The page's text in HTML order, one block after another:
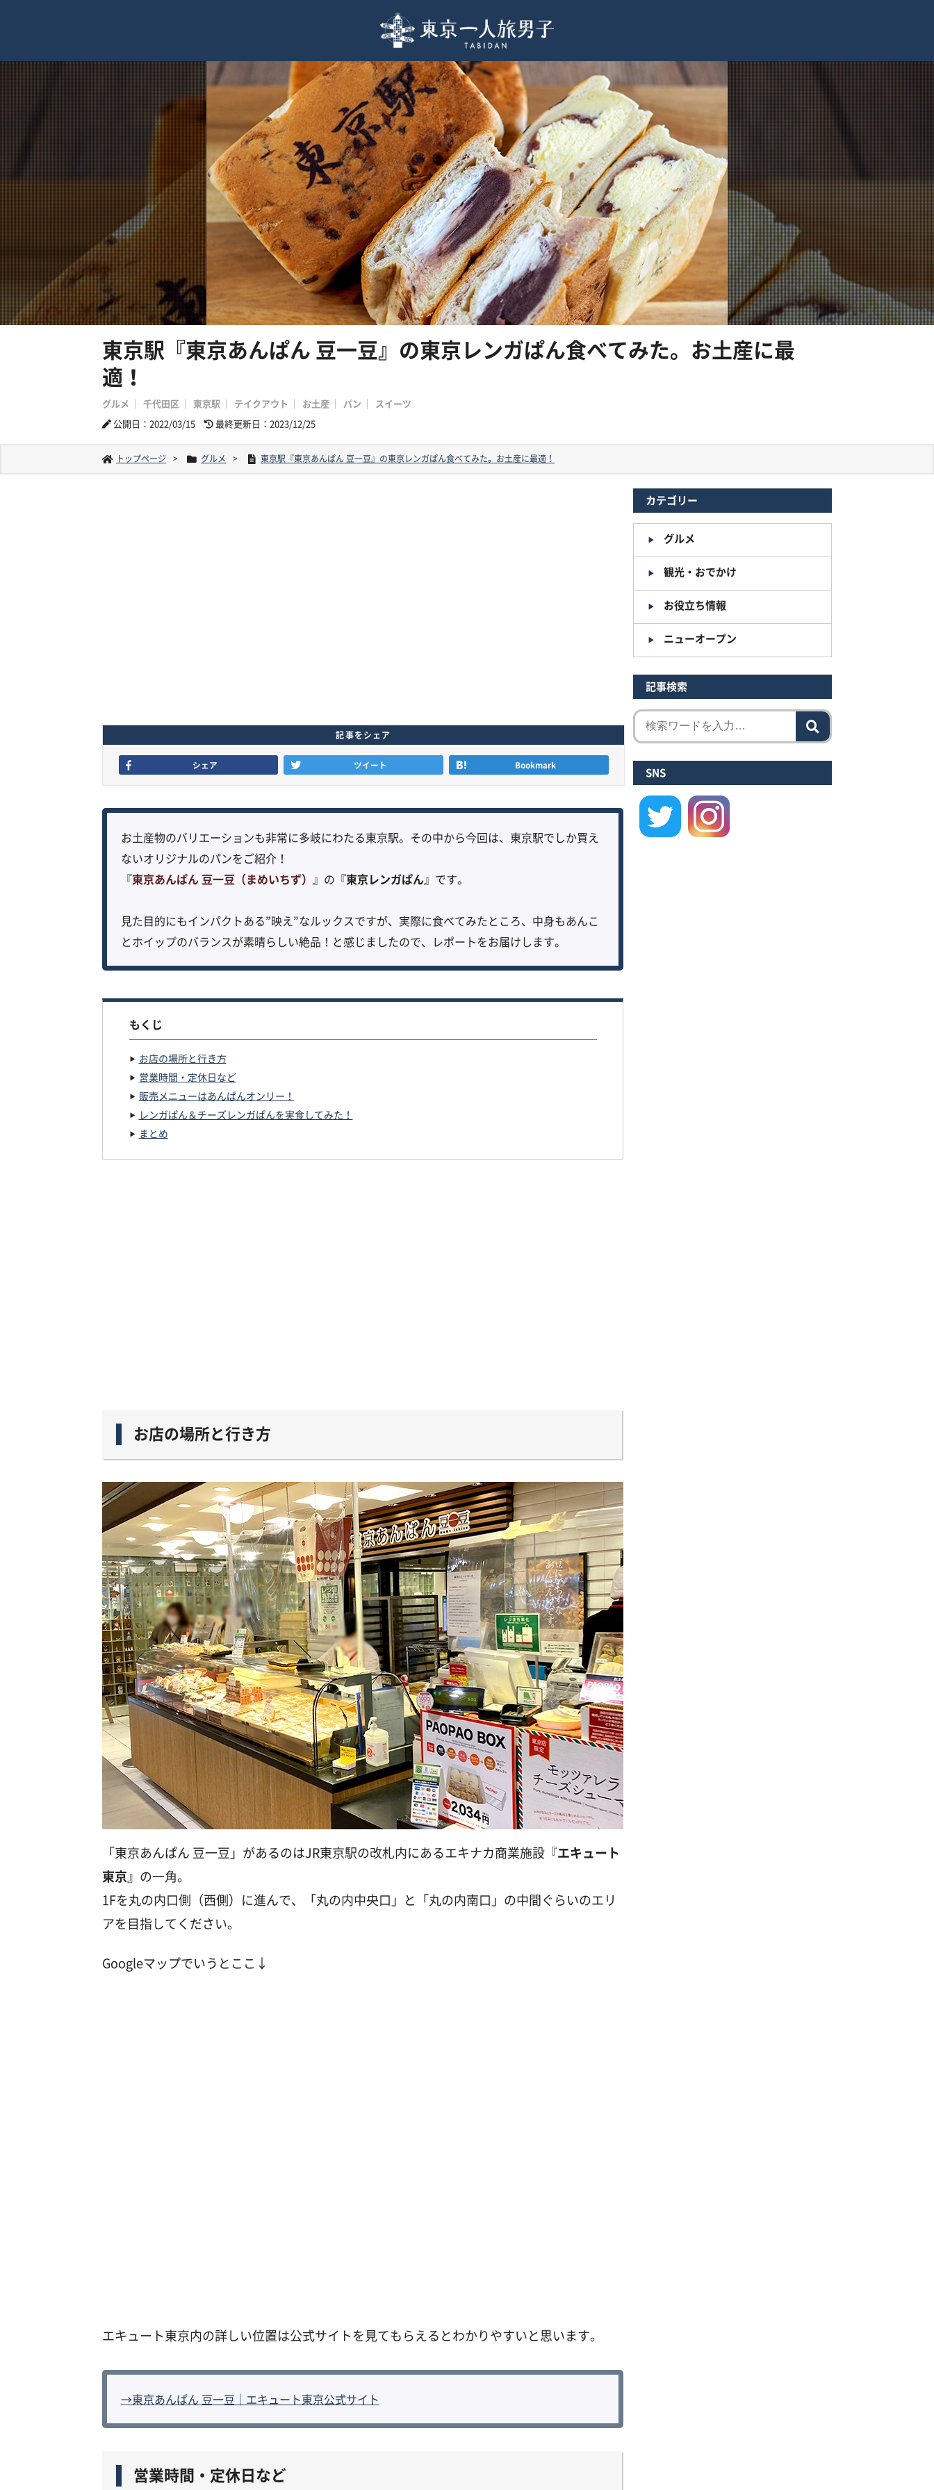
東京駅『東京あんぱん 豆一豆』の東京レンガぱん食べてみた。お土産に最
適！
グルメ 千代田区 東京駅 テイクアウト お土産 パン
スイーツ
公開日：2022/03/15
最終更新日：2023/12/25
トップページ グルメ 東京駅『東京あんぱん 豆一豆』の東京レンガぱん食べてみた。お土産に最適！
記事をシェア
シェア ツイート Bookmark
お土産物のバリエーションも非常に多岐にわたる東京駅。その中から今回は、東京駅でしか買え
ないオリジナルのパンをご紹介！
『東京あんぱん 豆一豆（まめいちず） 』の『東京レンガぱん』です。
見た目的にもインパクトある”映え”なルックスですが、実際に食べてみたところ、中身もあんこ
とホイップのバランスが素晴らしい絶品！と感じましたので、レポートをお届けします。
もくじ
お店の場所と行き方
営業時間・定休日など
販売メニューはあんぱんオンリー！
レンガぱん＆チーズレンガぱんを実食してみた！
まとめ
お店の場所と行き方
「東京あんぱん 豆一豆」があるのはJR東京駅の改札内にあるエキナカ商業施設『エキュート
東京』の一角。
1Fを丸の内口側（西側）に進んで、「丸の内中央口」と「丸の内南口」の中間ぐらいのエリ
アを目指してください。
Googleマップでいうとここ↓
エキュート東京内の詳しい位置は公式サイトを見てもらえるとわかりやすいと思います。
→東京あんぱん 豆一豆｜エキュート東京公式サイト
営業時間・定休日など
カテゴリー
グルメ
観光・おでかけ
お役立ち情報
ニューオープン
記事検索
SNS